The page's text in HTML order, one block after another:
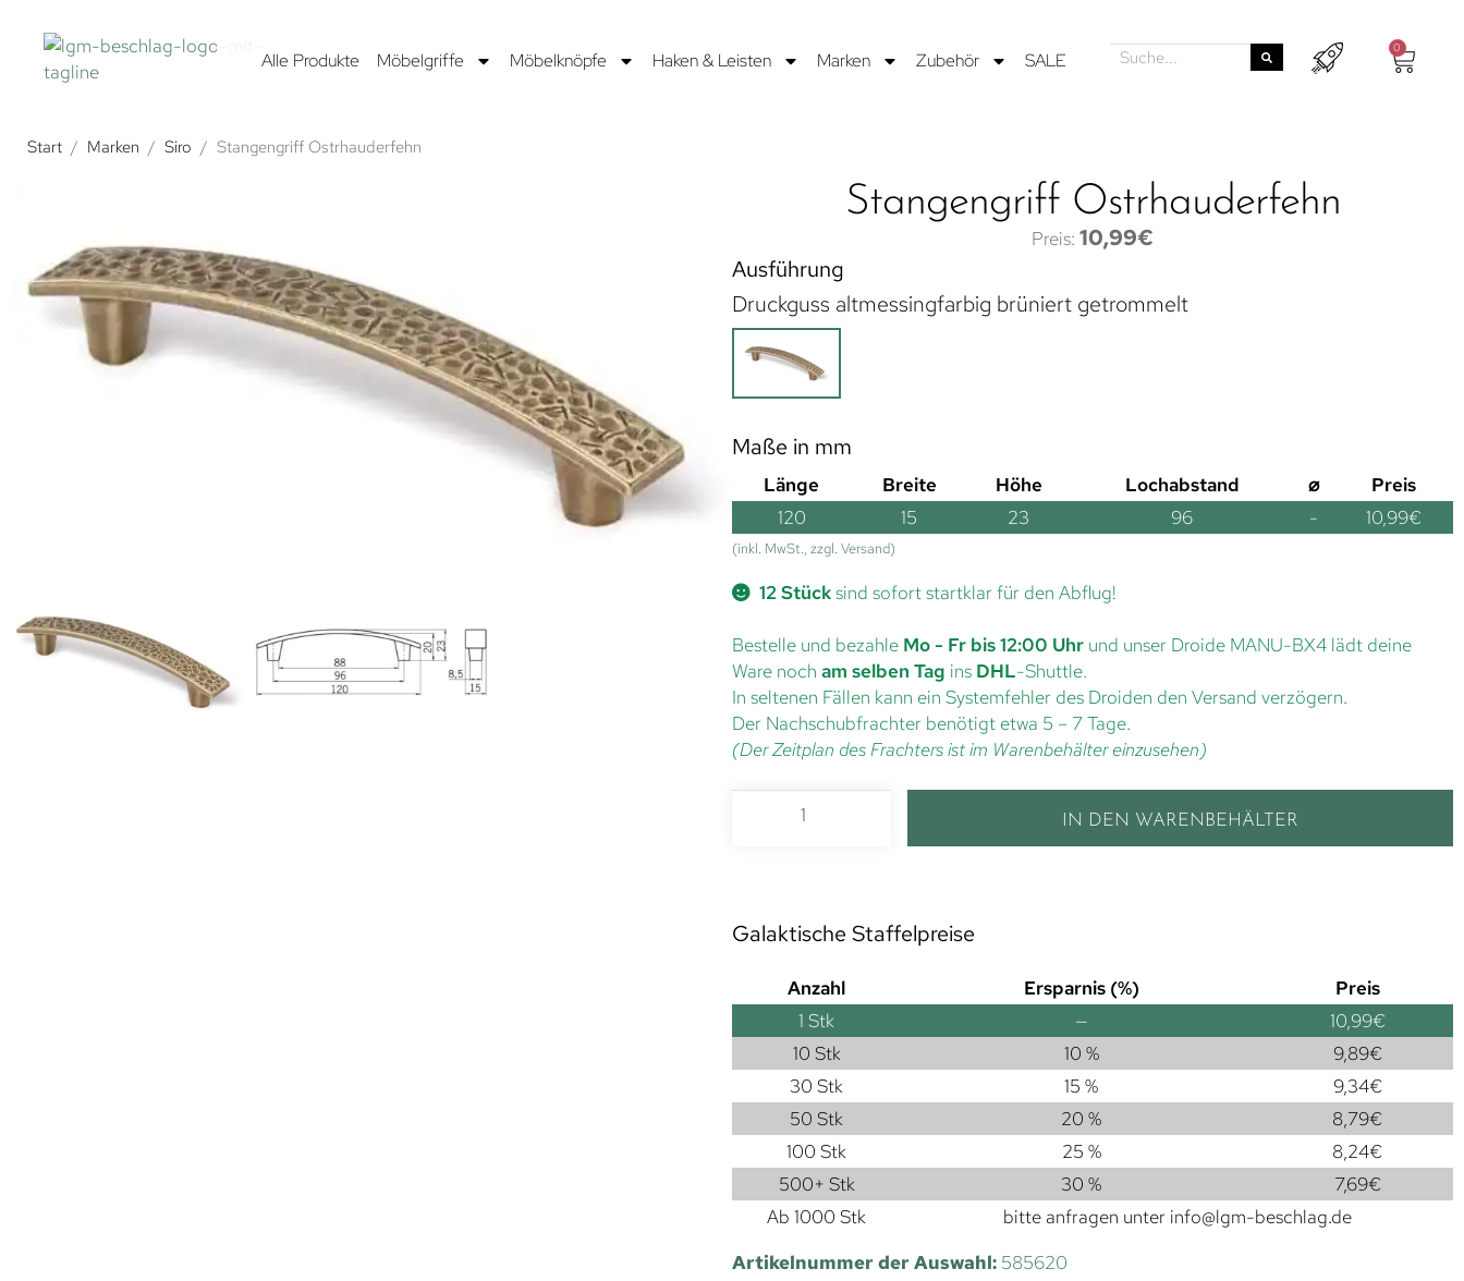
Alle Produkte Möbelgriffe Möbelknöpfe Haken & Leisten Marken Zubehör SALE
0
Start / Marken / Siro / Stangengriff Ostrhauderfehn
Stangengriff Ostrhauderfehn
10,99€
Ausführung
Druckguss altmessingfarbig brüniert getrommelt
Maße in mm
Länge Breite Höhe Lochabstand ⌀
Preis
120
15 23 96 - 10,99€
(inkl. MwSt., zzgl. Versand)
12 Stücksind sofort startklar für den Abflug!
Bestelle und bezahle Mo - Fr bis 12:00 Uhr und unser Droide MANU-BX4 lädt deine
Ware noch am selben Tag ins DHL-Shuttle.
In seltenen Fällen kann ein Systemfehler des Droiden den Versand verzögern.
Der Nachschubfrachter benötigt etwa 5 – 7 Tage.
(Der Zeitplan des Frachters ist im Warenbehälter einzusehen)
IN DEN WARENBEHÄLTER
Galaktische Staffelpreise
Anzahl Ersparnis (%)
Preis
1 Stk — 10,99€
10 Stk
10 % 9,89€
30 Stk
15 % 9,34€
50 Stk
20 % 8,79€
100 Stk
25 % 8,24€
500+ Stk
30 % 7,69€
Ab 1000 Stk
bitte anfragen unter info@lgm-beschlag.de
Artikelnummer der Auswahl: 585620